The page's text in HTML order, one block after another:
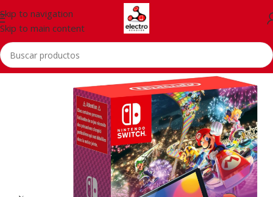
Skip to navigation
Skip to main content
Inicio/Consolas/Nintendo